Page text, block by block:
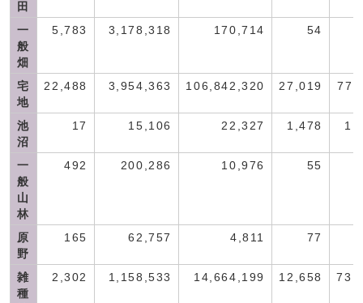
田
一
般
畑
5,783 3,178,318 170,714 54
宅
地
22,488 3,954,363 106,842,320 27,019
池
沼
17 15,106 22,327 1,478
一
般
山
林
492 200,286 10,976 55
原
野
165 62,757 4,811 77
雑
種
2,302 1,158,533 14,664,199 12,658